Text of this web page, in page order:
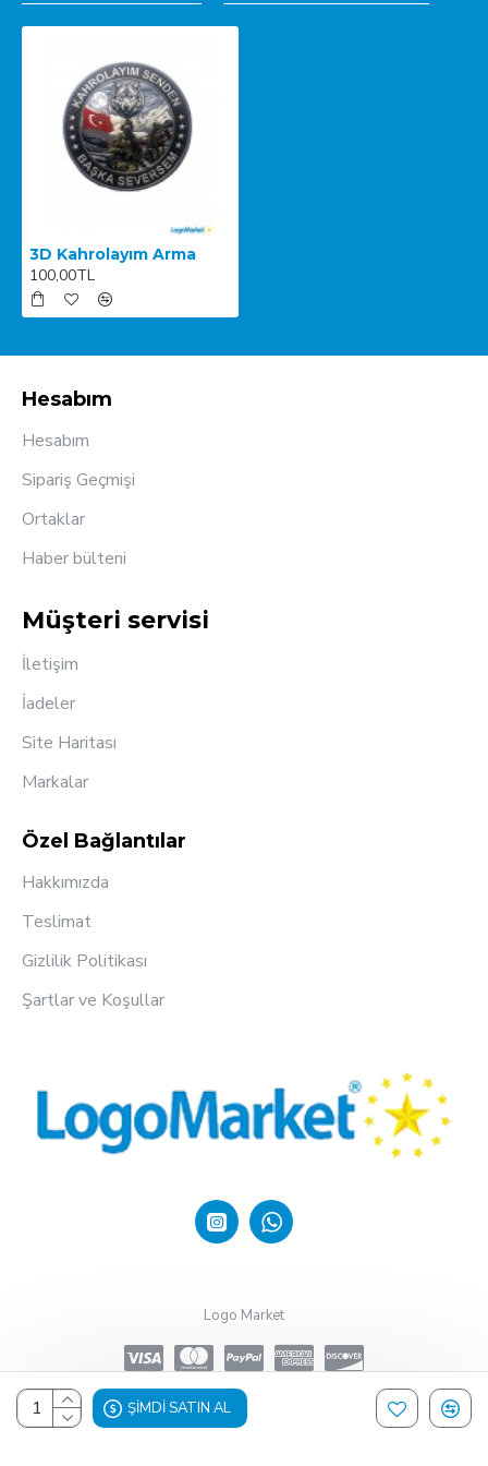
ŞIMDI SATIN AL
3D Kahrolayım Arma
100,00TL
Hesabım
Hesabım
Sipariş Geçmişi
Ortaklar
Haber bülteni
Müşteri servisi
İletişim
İadeler
Site Haritası
Markalar
Özel Bağlantılar
Hakkımızda
Teslimat
Gizlilik Politikası
Şartlar ve Koşullar
Logo Market
Design, Hosting & Support By Shopgez.com